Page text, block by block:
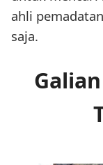
ahli
saja.